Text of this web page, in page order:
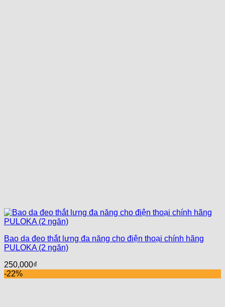
Bao da đeo thắt lưng đa năng cho điện thoại chính hãng
PULOKA (2 ngăn)
250,000₫
-22%